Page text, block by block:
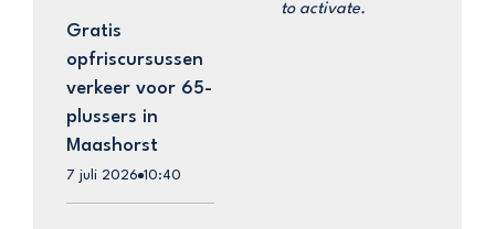
Gratis
opfriscursussen
verkeer voor 65-
plussers in
Maashorst
7 juli 2026 10:40
to activate.